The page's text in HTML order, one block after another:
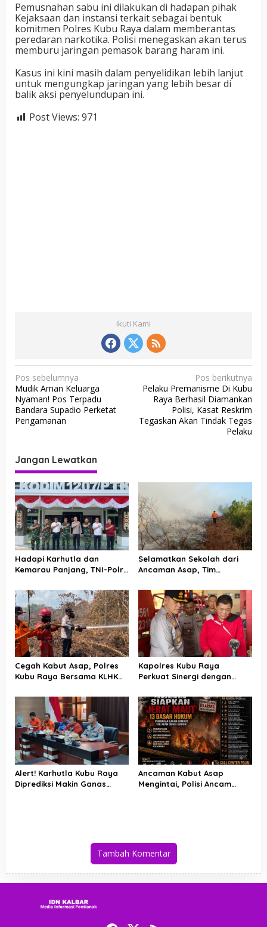
Pemusnahan sabu ini dilakukan di hadapan pihak
Kejaksaan dan instansi terkait sebagai bentuk
komitmen Polres Kubu Raya dalam memberantas
peredaran narkotika. Polisi menegaskan akan terus
memburu jaringan pemasok barang haram ini.
Kasus ini kini masih dalam penyelidikan lebih lanjut
untuk mengungkap jaringan yang lebih besar di
balik aksi penyelundupan ini.
Post Views: 971
Ikuti Kami
N
a
v
i
a
s
i
p
o
s
Pos sebelumnya
Mudik Aman Keluarga
Nyaman! Pos Terpadu
Bandara Supadio Perketat
Pengamanan
Pos berikutnya
Pelaku Premanisme Di Kubu
Raya Berhasil Diamankan
Polisi, Kasat Reskrim
Tegaskan Akan Tindak Tegas
Pelaku
Jangan Lewatkan
Hadapi Karhutla dan
Kemarau Panjang, TNI-Polri
Raya
Selamatkan Sekolah dari
Ancaman Asap, Tim
Karhutla di Limbung Kubu
Raya
Cegah Kabut Asap, Polres
Kubu Raya Bersama KLHK
Titik Rawan Karhutla
Kapolres Kubu Raya
Perkuat Sinergi dengan
Ancaman Karhutla
Alert! Karhutla Kubu Raya
Diprediksi Makin Ganas
Ancaman Kabut Asap
Mengintai, Polisi Ancam
Tambah Komentar